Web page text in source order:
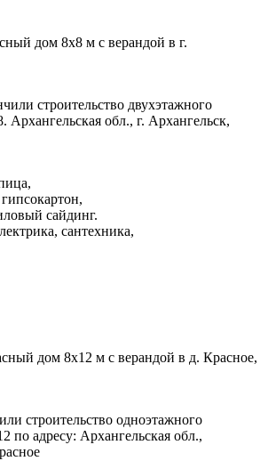
дом 8х8 м с верандой в г.
строительство двухэтажного
Архангельская обл., г. Архангельск,
сайдинг.
сантехника,
дом 8х12 м с верандой в д. Красное,
строительство одноэтажного
по адресу: Архангельская обл.,